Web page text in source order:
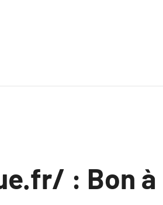
: Bon à